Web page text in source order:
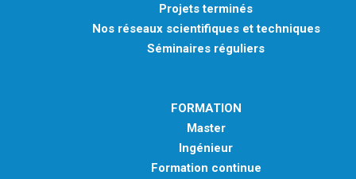
Projets terminés
Nos réseaux scientifiques et techniques
Séminaires réguliers
FORMATION
Master
Ingénieur
Formation continue